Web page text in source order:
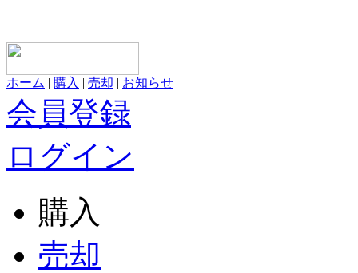
ホーム | 購入 | 売却 | お知らせ
会員登録
ログイン
購入
売却